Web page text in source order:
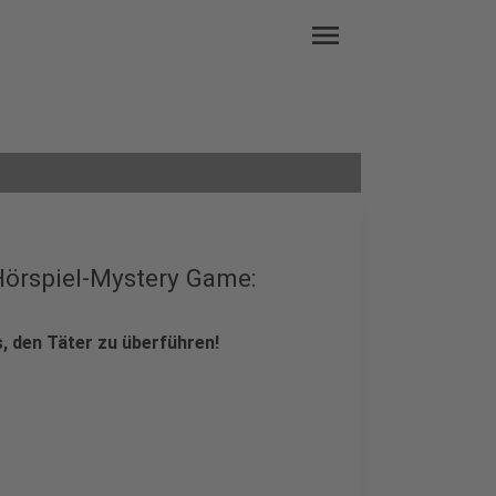
menu
Mystery Game:
den Täter zu überführen!